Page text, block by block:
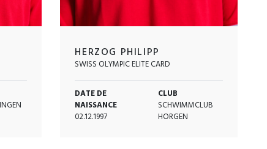
HERZOG PHILIPP
SWISS OLYMPIC ELITE CARD
DATE DE
NAISSANCE
02.12.1997
CLUB
SCHWIMMCLUB
HORGEN